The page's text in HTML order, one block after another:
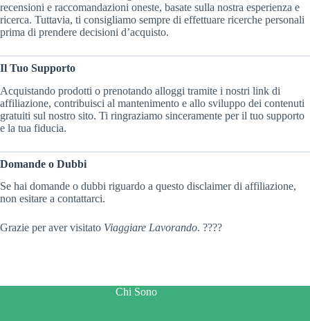
recensioni e raccomandazioni oneste, basate sulla nostra esperienza e
ricerca. Tuttavia, ti consigliamo sempre di effettuare ricerche personali
prima di prendere decisioni d’acquisto.
Il Tuo Supporto
Acquistando prodotti o prenotando alloggi tramite i nostri link di
affiliazione, contribuisci al mantenimento e allo sviluppo dei contenuti
gratuiti sul nostro sito. Ti ringraziamo sinceramente per il tuo supporto
e la tua fiducia.
Domande o Dubbi
Se hai domande o dubbi riguardo a questo disclaimer di affiliazione,
non esitare a contattarci.
Grazie per aver visitato Viaggiare Lavorando. ????
Chi Sono